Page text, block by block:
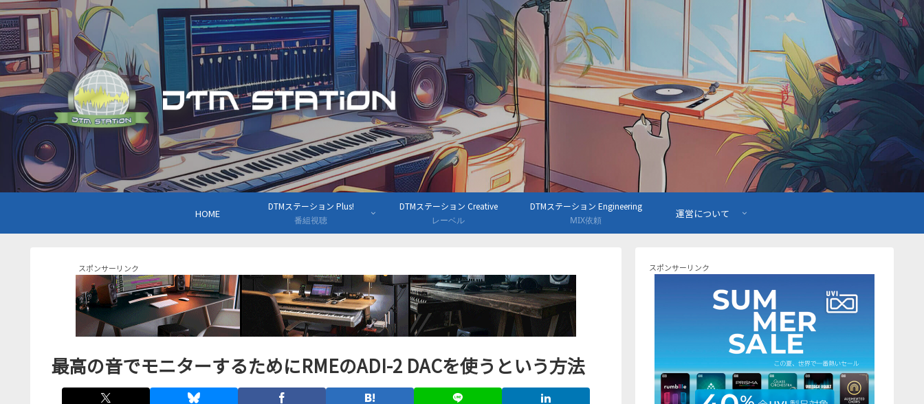
HOME
DTMステーション Plus!
番組視聴
DTMステーション Creative
レーベル
DTMステーション Engineering
MIX依頼
運営について
スポンサーリンク
最高の音でモニターするためにRMEのADI-2 DACを使うという方法
スポンサーリンク